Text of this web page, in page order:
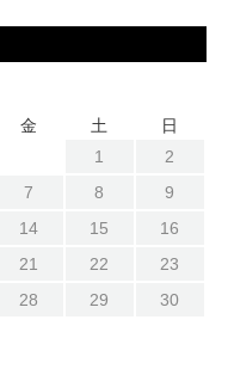
金 土
日
1
2
7 8
9
14 15
16
21 22
23
28 29
30